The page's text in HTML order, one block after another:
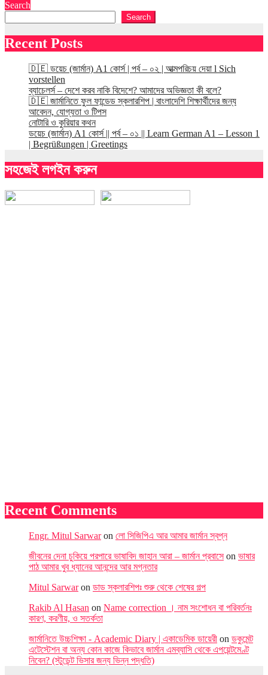
Search
Search
Recent Posts
🇩🇪 ডয়েচ (জার্মান) A1 কোর্স | পর্ব – ০২ | আত্মপরিচয় দেয়া l Sich
vorstellen
ব্যাচেলর্স – দেশে করব নাকি বিদেশে? আমাদের অভিজ্ঞতা কী বলে?
🇩🇪 জার্মানিতে ফুল ফান্ডেড স্কলারশিপ | বাংলাদেশি শিক্ষার্থীদের জন্য
আবেদন, যোগ্যতা ও টিপস
নোটারি ও কুরিয়ার কথন
ডয়েচ (জার্মান) A1 কোর্স || পর্ব – ০১ || Learn German A1 – Lesson 1
| Begrüßungen | Greetings
সহজেই লগইন করুন
Recent Comments
Engr. Mitul Sarwaron লো সিজিপিএ আর আমার জার্মান স্বপ্ন
জীবনের দেনা চুকিয়ে পরপারে ভাষাবিদ জাহান আরা – জার্মান প্রবাসেon ভাষার
পাঠ আমার খুব ধ্যানের আনন্দের আর মগ্নতার
Mitul Sarwaron ডাড স্কলারশিপঃ শুরু থেকে শেষের গল্প
Rakib Al Hasan on Name correction । নাম সংশোধন বা পরিবর্তনঃ
কারণ, করণীয়, ও সতর্কতা
জার্মানিতে উচ্চশিক্ষা - Academic Diary | একাডেমিক ডায়েরী on ডকুমেন্ট
এটেস্টেশন বা অন্য কোন কাজে কিভাবে জার্মান এমব্যাসি থেকে এপয়েন্টমেণ্ট
নিবেন? (স্টুডেন্ট ভিসার জন্য ভিন্ন পদ্ধতি)